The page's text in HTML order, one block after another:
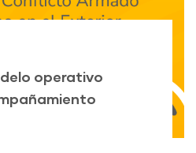
operativo